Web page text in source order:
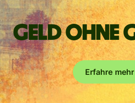
Geld ohne
Erfahre mehr